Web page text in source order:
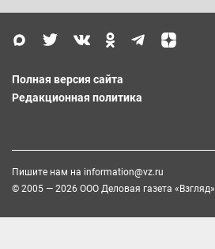
Полная версия сайта
Редакционная политика
Пишите нам на information@vz.ru
© 2005 — 2026 ООО Деловая газета «Взгляд»